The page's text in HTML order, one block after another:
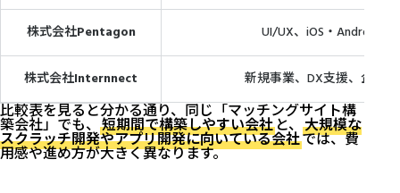
株式会社Pentagon UI/UX、iOS・Android・
株式会社Internnect 新規事業、DX支援、企画
比較表を見ると分かる通り、同じ「マッチングサイト構
築会社」でも、 短期間で構築しやすい会社 と、 大規模な
スクラッチ開発やアプリ開発に向いている会社では、費
用感や進め方が大きく異なります。